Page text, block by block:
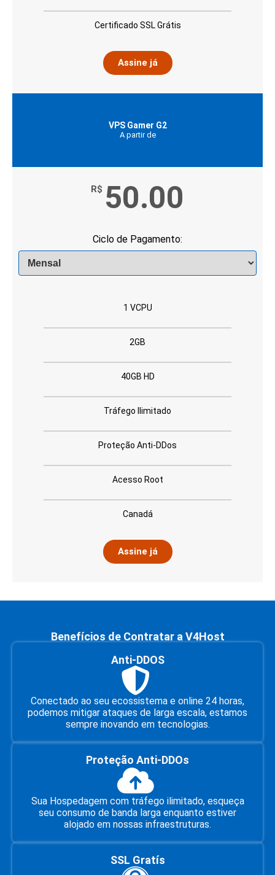
Certificado SSL Grátis
Assine já
VPS Gamer G2
A partir de
R$ 50.00
Ciclo de Pagamento:
1 VCPU
2GB
40GB HD
Tráfego Ilimitado
Proteção Anti-DDos
Acesso Root
Canadá
Assine já
Benefícios de Contratar a V4Host
Anti-DDOS
Conectado ao seu ecossistema e online 24 horas,
podemos mitigar ataques de larga escala, estamos
sempre inovando em tecnologias.
Proteção Anti-DDOs
Sua Hospedagem com tráfego ilimitado, esqueça
seu consumo de banda larga enquanto estiver
alojado em nossas infraestruturas.
SSL Gratís